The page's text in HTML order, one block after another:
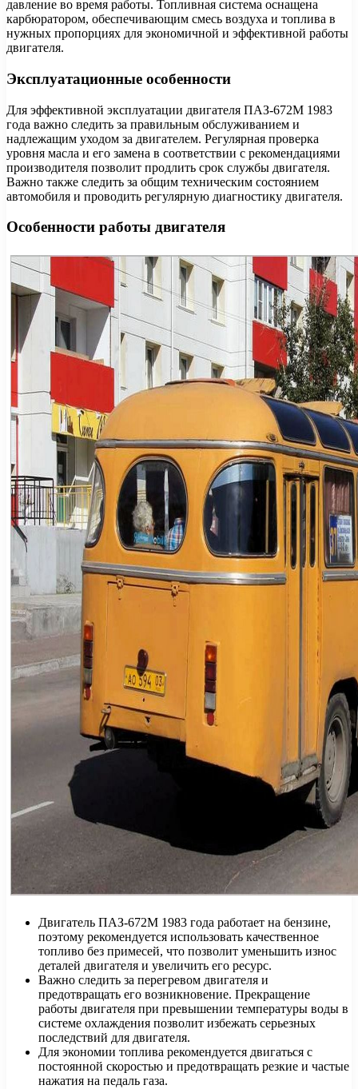
давление во время работы. Топливная система оснащена
карбюратором, обеспечивающим смесь воздуха и топлива в
нужных пропорциях для экономичной и эффективной работы
двигателя.
Эксплуатационные особенности
Для эффективной эксплуатации двигателя ПАЗ-672М 1983
года важно следить за правильным обслуживанием и
надлежащим уходом за двигателем. Регулярная проверка
уровня масла и его замена в соответствии с рекомендациями
производителя позволит продлить срок службы двигателя.
Важно также следить за общим техническим состоянием
автомобиля и проводить регулярную диагностику двигателя.
Особенности работы двигателя
Двигатель ПАЗ-672М 1983 года работает на бензине,
поэтому рекомендуется использовать качественное
топливо без примесей, что позволит уменьшить износ
деталей двигателя и увеличить его ресурс.
Важно следить за перегревом двигателя и
предотвращать его возникновение. Прекращение
работы двигателя при превышении температуры воды в
системе охлаждения позволит избежать серьезных
последствий для двигателя.
Для экономии топлива рекомендуется двигаться с
постоянной скоростью и предотвращать резкие и частые
нажатия на педаль газа.